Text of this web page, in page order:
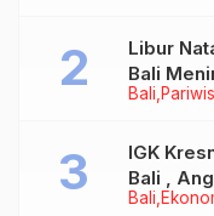
Bali
Libur
Bali
Tidak
Bali
IGK
Bali ,